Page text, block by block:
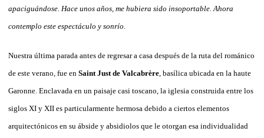
apaciguándose. Hace unos años, me hubiera sido insoportable. Ahora
contemplo este espectáculo y sonrío.
Nuestra última parada antes de regresar a casa después de la ruta del románico
de este verano, fue en Saint Just de Valcabrère , basílica ubicada en la haute
Garonne. Enclavada en un paisaje casi toscano, la iglesia construida entre los
siglos XI y XII es particularmente hermosa debido a ciertos elementos
arquitectónicos en su ábside y absidiolos que le otorgan esa individualidad